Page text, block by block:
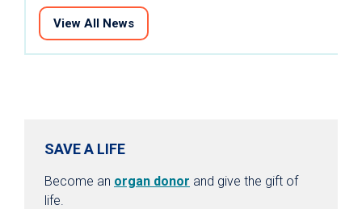
View All News
SAVE A LIFE
Become an organ donor and give the gift of
life.